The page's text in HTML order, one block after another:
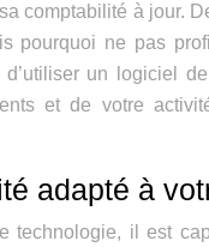
comptabilité à jour.
pourquoi ne pas
un logiciel
et de votre
adapté à
technologie, il est